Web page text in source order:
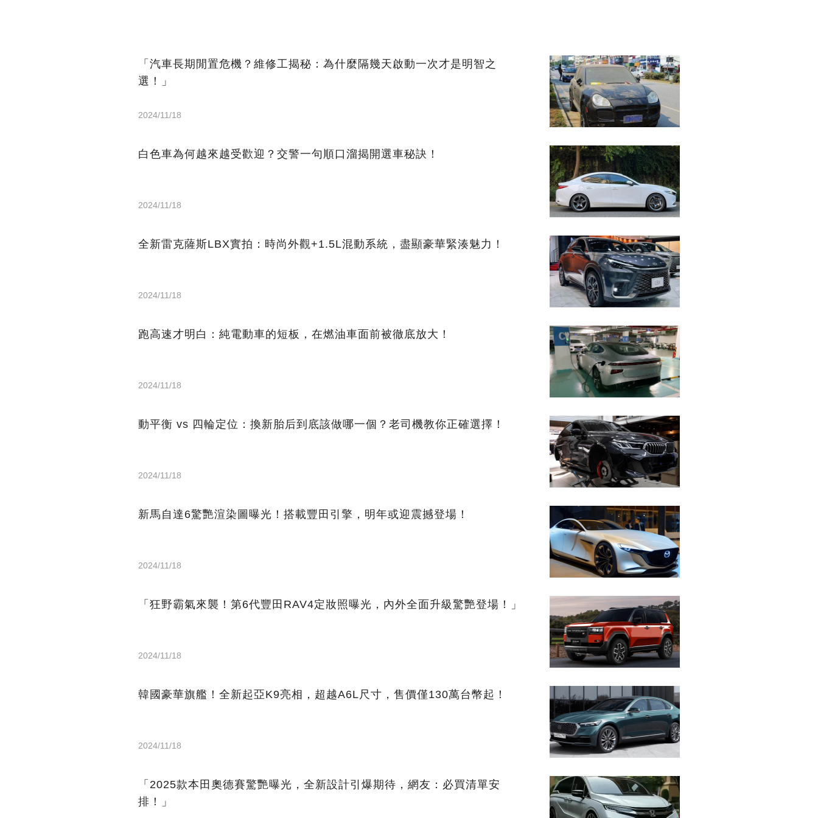
「汽車長期閒置危機？維修工揭秘：為什麼隔幾天啟動一次才是明智之
選！」
2024/11/18
白色車為何越來越受歡迎？交警一句順口溜揭開選車秘訣！
2024/11/18
全新雷克薩斯LBX實拍：時尚外觀+1.5L混動系統，盡顯豪華緊湊魅力！
2024/11/18
跑高速才明白：純電動車的短板，在燃油車面前被徹底放大！
2024/11/18
動平衡 vs 四輪定位：換新胎后到底該做哪一個？老司機教你正確選擇！
2024/11/18
新馬自達6驚艷渲染圖曝光！搭載豐田引擎，明年或迎震撼登場！
2024/11/18
「狂野霸氣來襲！第6代豐田RAV4定妝照曝光，內外全面升級驚艷登場！」
2024/11/18
韓國豪華旗艦！全新起亞K9亮相，超越A6L尺寸，售價僅130萬台幣起！
2024/11/18
「2025款本田奧德賽驚艷曝光，全新設計引爆期待，網友：必買清單安
排！」